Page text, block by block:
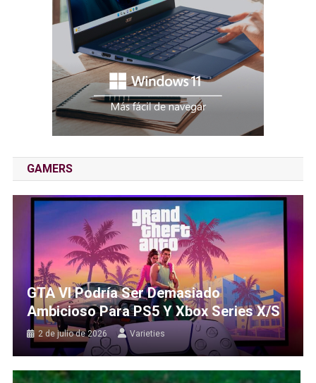
GAMERS
GTA VI Podría Ser Demasiado
Ambicioso Para PS5 Y Xbox Series X/S
2 de julio de 2026 Varieties